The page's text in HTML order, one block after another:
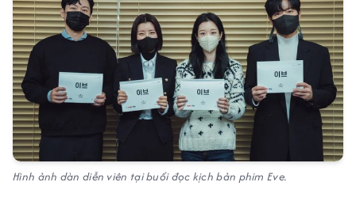
Hình ảnh dàn diễn viên tại buổi đọc kịch bản phim Eve.